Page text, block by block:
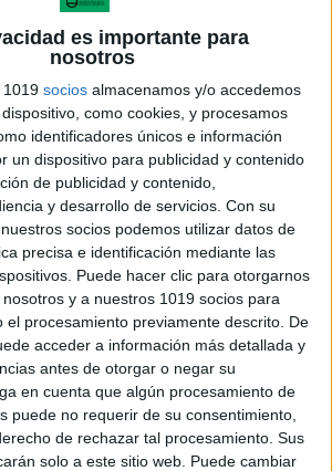
es importante para
nosotros
1019 socios almacenamos y/o accedemos
como cookies, y procesamos
identificadores únicos e información
un dispositivo para publicidad y contenido
de publicidad y contenido,
y desarrollo de servicios. Con su
socios podemos utilizar datos de
precisa e identificación mediante las
Puede hacer clic para otorgarnos
y a nuestros 1019 socios para
el procesamiento previamente descrito. De
acceder a información más detallada y
antes de otorgar o negar su
en cuenta que algún procesamiento de
puede no requerir de su consentimiento,
de rechazar tal procesamiento. Sus
solo a este sitio web. Puede cambiar
gráficos tienen su origen en las
del aprendizaje, que lo explican en
de pensamiento. Existe la
teóricos cognitivos de que los
operan de manera organizada y
el uso de organizadores gráficos
de aprendizaje mejorará la
procesos, así como la
la información.